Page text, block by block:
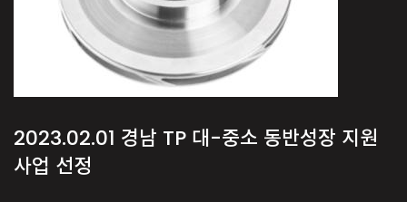
2023.02.01 경남 TP 대-중소 동반성장 지원
사업 선정